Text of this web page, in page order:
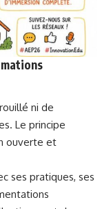
ni de
Le principe
ouverte et
ses pratiques, ses